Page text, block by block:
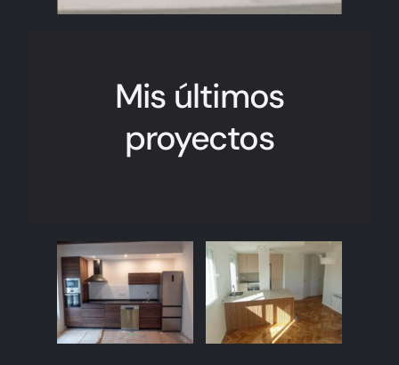
Mis últimos
proyectos